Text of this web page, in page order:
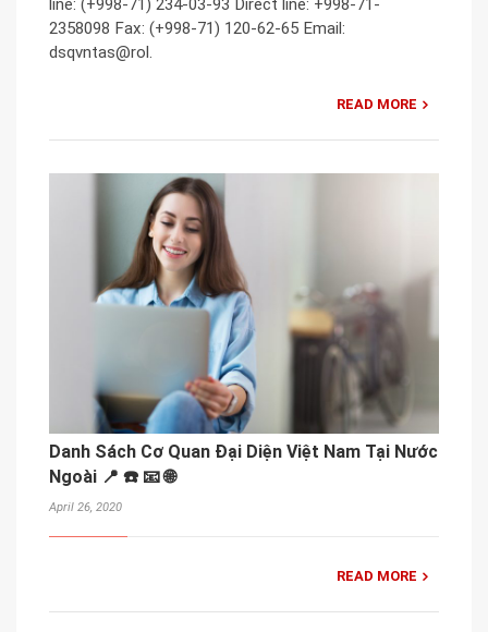
line: (+998-71) 234-03-93 Direct line: +998-71-
2358098 Fax: (+998-71) 120-62-65 Email:
dsqvntas@rol.
READ MORE
Danh Sách Cơ Quan Đại Diện Việt Nam Tại Nước
Ngoài 📍 ☎️ 📧 🌐
April 26, 2020
READ MORE